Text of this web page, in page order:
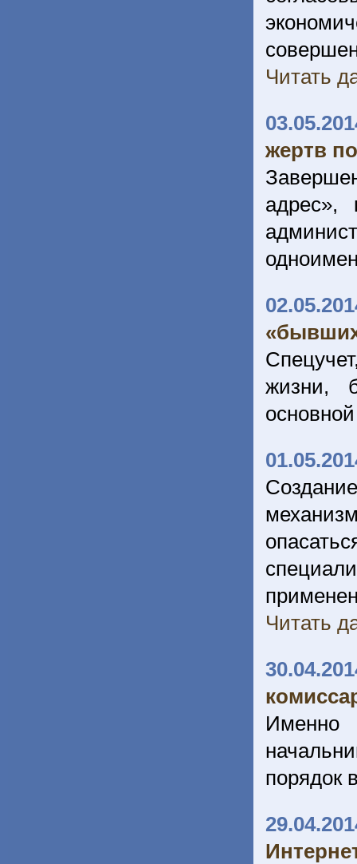
Читать
жертв
адрес»,
жизни,
Читать
Именно
порядок